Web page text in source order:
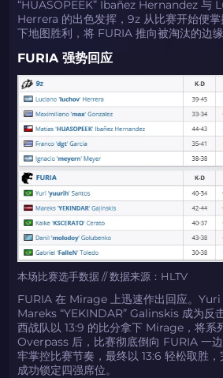
“HUASOPEEK” Ibañez Hernandez 与
Herrera 的出色发挥，9z 从比赛开始便
下地图胜利，将 FURIA 推向被淘汰的边缘
FURIA 强势回应
本场比赛选手数据 // 数据来源：HLTV
FURIA 在 Mirage 上迅速作出回应。
Mareks “YEKINDAR” Galinskis 成为反
西战队以 13:9 的比分拿下 Mirage，将系
Overpass 后，比赛彻底倒向 FURIA 一
牢掌控比赛节奏，最终以 13:6 轻松取胜
成功锁定四强席位。